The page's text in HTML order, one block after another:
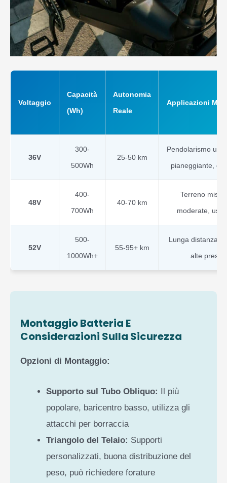
Voltaggio
Capacità
(Wh)
Autonomia
Reale
Applicazioni
36V
300-
500Wh
25-50 km
Pendolarismo
pianeggiante,
48V
400-
700Wh
40-70 km
Terreno
moderate, uso
52V
500-
1000Wh+
55-95+ km
Lunga distanza,
alte
Montaggio Batteria E
Considerazioni Sulla Sicurezza
Opzioni di Montaggio:
Supporto sul Tubo Obliquo: Il più
popolare, baricentro basso, utilizza gli
attacchi per borraccia
Triangolo del Telaio: Supporti
personalizzati, buona distribuzione del
peso, può richiedere forature